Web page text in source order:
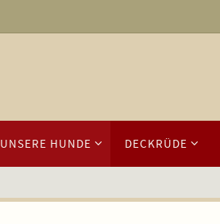
UNSERE HUNDE DECKRÜDE